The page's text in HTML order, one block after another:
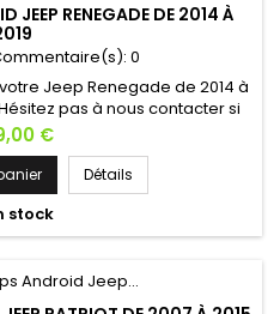
JEEP RENEGADE DE 2014 À
0
Jeep Renegade de 2014 à
pas à nous contacter si
question !
€
Détails
stock